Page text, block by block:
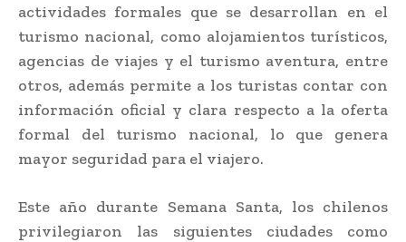
actividades formales que se desarrollan en el
turismo nacional, como alojamientos turísticos,
agencias de viajes y el turismo aventura, entre
otros, además permite a los turistas contar con
información oficial y clara respecto a la oferta
formal del turismo nacional, lo que genera
mayor seguridad para el viajero.
Este año durante Semana Santa, los chilenos
privilegiaron las siguientes ciudades como